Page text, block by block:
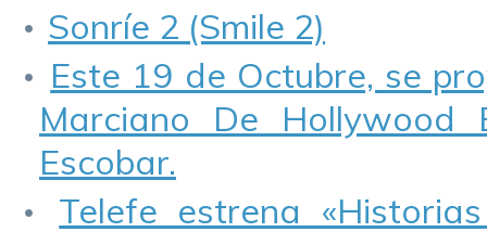
Sonríe 2 (Smile 2)
Este 19 de Octubre, se
Marciano De
Escobar.
Telefe estrena